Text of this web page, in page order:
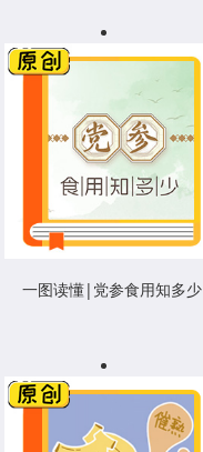
一图读懂|党参食用知多少